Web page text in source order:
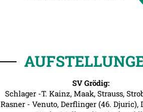
SV Grödig:
Schlager -T. Kainz, Maak, Strauss,
Rasner - Venuto, Derflinger (46. Djuric),